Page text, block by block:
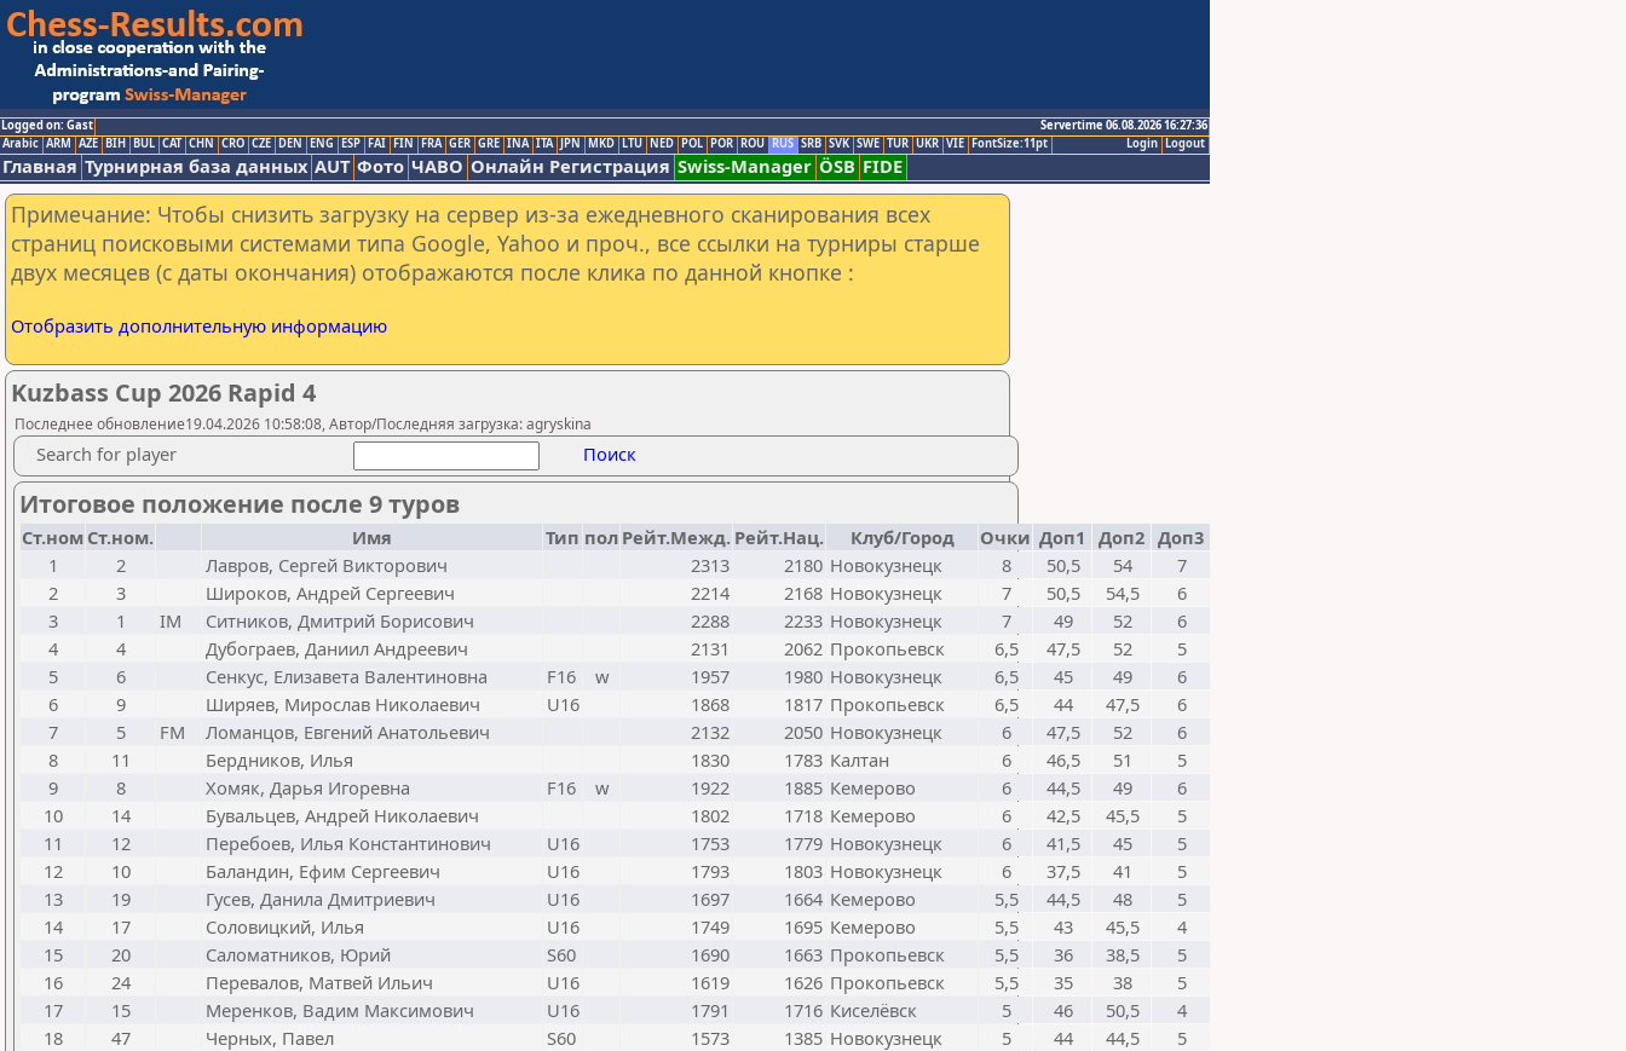
Logged on: Gast
Servertime 06.08.2026 16:27:36
Logout
Login
Arabic ARM AZE BIH BUL CAT CHN CRO CZE DEN ENG ESP FAI FIN FRA GER GRE INA ITA JPN MKD LTU NED POL POR ROU RUS SRB SVK SWE TUR UKR VIE FontSize:11pt
Главная Турнирная база данных AUT Фото ЧАВО Онлайн Регистрация Swiss-Manager ÖSB FIDE
Примечание: Чтобы снизить загрузку на сервер из-за ежедневного сканирования всех
страниц поисковыми системами типа Google, Yahoo и проч., все ссылки на турниры старше
двух месяцев (с даты окончания) отображаются после клика по данной кнопке :
Отобразить дополнительную информацию
Kuzbass Cup 2026 Rapid 4
Последнее обновление19.04.2026 10:58:08, Автор/Последняя загрузка: agryskina
Search for player Поиск
Итоговое положение после 9 туров
Ст.ном Ст.ном. Имя Тип пол Рейт.Межд. Рейт.Нац. Клуб/Город Очки Доп1 Доп2 Доп3
1
2 Лавров, Сергей Викторович 2313 2180 Новокузнецк 8 50,5 54
7
2
3 Широков, Андрей Сергеевич 2214 2168 Новокузнецк 7 50,5 54,5
6
3
1 IM Ситников, Дмитрий Борисович 2288 2233 Новокузнецк 7 49 52
6
4
4 Дубограев, Даниил Андреевич 2131 2062 Прокопьевск 6,5 47,5 52
5
5
6 Сенкус, Елизавета Валентиновна F16 w 1957 1980 Новокузнецк 6,5 45 49
6
6
9 Ширяев, Мирослав Николаевич U16 1868 1817 Прокопьевск 6,5 44 47,5
6
7
5 FM Ломанцов, Евгений Анатольевич 2132 2050 Новокузнецк 6 47,5 52
6
8
11 Бердников, Илья 1830 1783 Калтан 6 46,5 51
5
9
8 Хомяк, Дарья Игоревна F16 w 1922 1885 Кемерово 6 44,5 49
6
10
14 Бувальцев, Андрей Николаевич 1802 1718 Кемерово 6 42,5 45,5
5
11
12 Перебоев, Илья Константинович U16 1753 1779 Новокузнецк 6 41,5 45
5
12
10 Баландин, Ефим Сергеевич U16 1793 1803 Новокузнецк 6 37,5 41
5
13
19 Гусев, Данила Дмитриевич U16 1697 1664 Кемерово 5,5 44,5 48
5
14
17 Соловицкий, Илья U16 1749 1695 Кемерово 5,5 43 45,5
4
15
20 Саломатников, Юрий S60 1690 1663 Прокопьевск 5,5 36 38,5
5
16
24 Перевалов, Матвей Ильич U16 1619 1626 Прокопьевск 5,5 35 38
5
17
15 Меренков, Вадим Максимович U16 1791 1716 Киселёвск 5 46 50,5
4
18
47 Черных, Павел S60 1573 1385 Новокузнецк 5 44 44,5
5